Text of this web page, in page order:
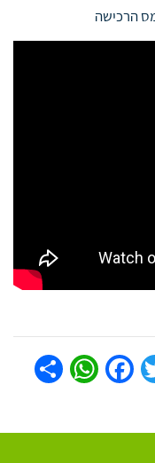
הרכישה
Twitter